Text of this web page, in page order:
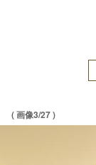
( 画像3/27 )